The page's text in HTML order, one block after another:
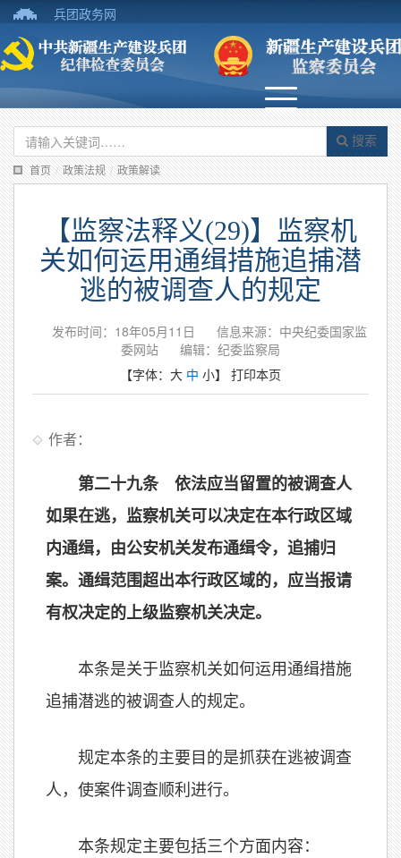
兵团政务网
搜索
首页 / 政策法规 / 政策解读
【监察法释义(29)】监察机
关如何运用通缉措施追捕潜
逃的被调查人的规定
发布时间：18年05月11日
信息来源：中央纪委国家监
委网站
编辑：纪委监察局
【字体： 大 中 小】 打印本页
作者：
第二十九条 依法应当留置的被调查人
如果在逃，监察机关可以决定在本行政区域
内通缉，由公安机关发布通缉令，追捕归
案。通缉范围超出本行政区域的，应当报请
有权决定的上级监察机关决定。
本条是关于监察机关如何运用通缉措施
追捕潜逃的被调查人的规定。
规定本条的主要目的是抓获在逃被调查
人，使案件调查顺利进行。
本条规定主要包括三个方面内容：